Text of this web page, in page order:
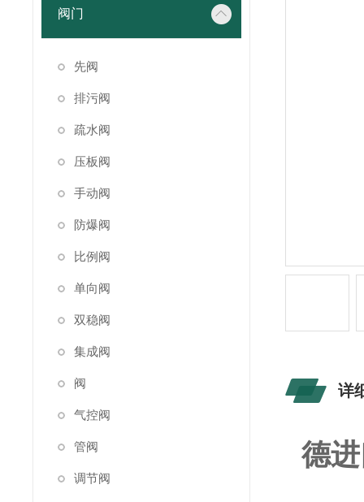
阀门
先阀
排污阀
疏水阀
压板阀
手动阀
防爆阀
比例阀
单向阀
双稳阀
集成阀
阀
气控阀
管阀
调节阀
详
德